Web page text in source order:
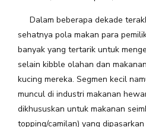
Dalam beberapa dekade
sehatnya pola makan para
banyak yang tertarik untuk
selain kibble olahan dan
kucing mereka. Segmen kecil
muncul di industri makanan
dikhususkan untuk makanan
topping/camilan) yang